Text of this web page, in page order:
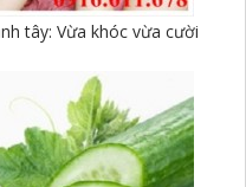
tây: Vừa khóc vừa cười